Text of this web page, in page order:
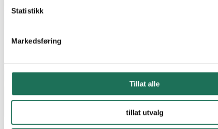
Statistikk
Markedsføring
Tillat alle
tillat utvalg
Nyhet